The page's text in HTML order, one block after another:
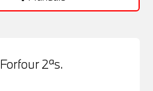
Forfour 2ªs.